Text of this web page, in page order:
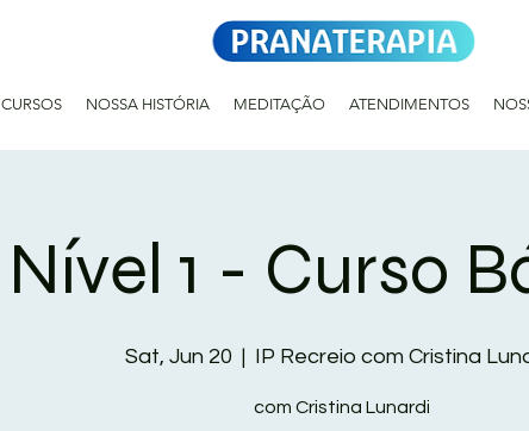
CURSOS NOSSA HISTÓRIA MEDITAÇÃO ATENDIMENTOS
Nível 1 - Curso
Sat, Jun 20 IP Recreio com Cristina
com Cristina Lunardi